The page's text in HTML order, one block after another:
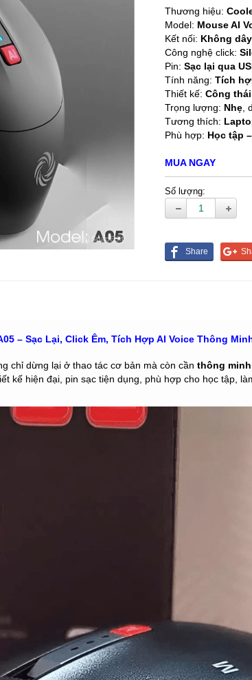
LOA SOUNDMAX
Thương hiệu:
Model: Mouse AI
Kết nối: Không dây
Công nghệ click:
Pin:Sạc lại qua
Tính năng:Tích
Thiết kế:Công
Trọng lượng: Nhẹ ,
Tương thích:
Phù hợp: Học tập
MUA NGAY
Số lượng:
– Sạc Lại, Click Êm, Tích Hợp AI Voice Thông
chỉ dừng lại ở thao tác cơ bản mà còn cần thông
kế hiện đại, pin sạc tiện dụng, phù hợp cho học tập,